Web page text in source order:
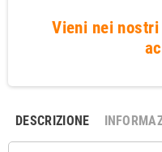
Vieni nei
DESCRIZIONE